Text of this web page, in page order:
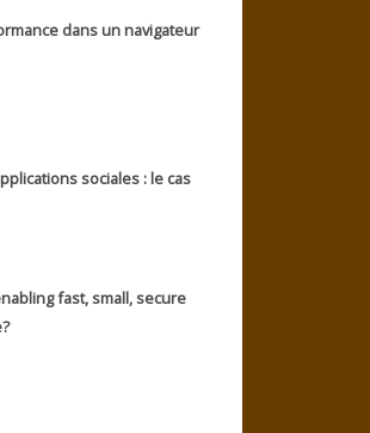
dans un navigateur
sociales : le cas
fast, small, secure